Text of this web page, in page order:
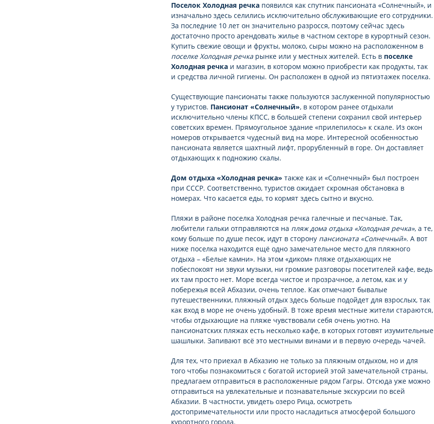
Поселок Холодная речка появился как спутник пансионата «Солнечный», и
изначально здесь селились исключительно обслуживающие его сотрудники.
За последние 10 лет он значительно разросся, поэтому сейчас здесь
достаточно просто арендовать жилье в частном секторе в курортный сезон.
Купить свежие овощи и фрукты, молоко, сыры можно на расположенном в
поселке Холодная речка рынке или у местных жителей. Есть в поселке
Холодная речка и магазин, в котором можно приобрести как продукты, так
и средства личной гигиены. Он расположен в одной из пятиэтажек поселка.
Существующие пансионаты также пользуются заслуженной популярностью
у туристов. Пансионат «Солнечный», в котором ранее отдыхали
исключительно члены КПСС, в большей степени сохранил свой интерьер
советских времен. Прямоугольное здание «прилепилось» к скале. Из окон
номеров открывается чудесный вид на море. Интересной особенностью
пансионата является шахтный лифт, прорубленный в горе. Он доставляет
отдыхающих к подножию скалы.
Дом отдыха «Холодная речка» также как и «Солнечный» был построен
при СССР. Соответственно, туристов ожидает скромная обстановка в
номерах. Что касается еды, то кормят здесь сытно и вкусно.
Пляжи в районе поселка Холодная речка галечные и песчаные. Так,
любители гальки отправляются на пляж дома отдыха «Холодная речка», а те,
кому больше по душе песок, идут в сторону пансионата «Солнечный». А вот
ниже поселка находится ещё одно замечательное место для пляжного
отдыха – «Белые камни». На этом «диком» пляже отдыхающих не
побеспокоят ни звуки музыки, ни громкие разговоры посетителей кафе, ведь
их там просто нет. Море всегда чистое и прозрачное, а летом, как и у
побережья всей Абхазии, очень теплое. Как отмечают бывалые
путешественники, пляжный отдых здесь больше подойдет для взрослых, так
как вход в море не очень удобный. В тоже время местные жители стараются,
чтобы отдыхающие на пляже чувствовали себя очень уютно. На
пансионатских пляжах есть несколько кафе, в которых готовят изумительные
шашлыки. Запивают всё это местными винами и в первую очередь чачей.
Для тех, что приехал в Абхазию не только за пляжным отдыхом, но и для
того чтобы познакомиться с богатой историей этой замечательной страны,
предлагаем отправиться в расположенные рядом Гагры. Отсюда уже можно
отправиться на увлекательные и познавательные экскурсии по всей
Абхазии. В частности, увидеть озеро Рица, осмотреть
достопримечательности или просто насладиться атмосферой большого
курортного города.